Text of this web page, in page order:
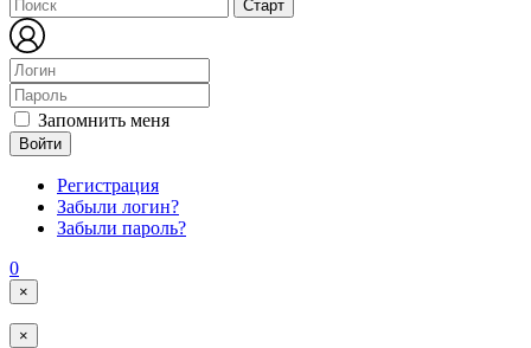
Запомнить меня
Войти
Регистрация
Забыли логин?
Забыли пароль?
0
×
×